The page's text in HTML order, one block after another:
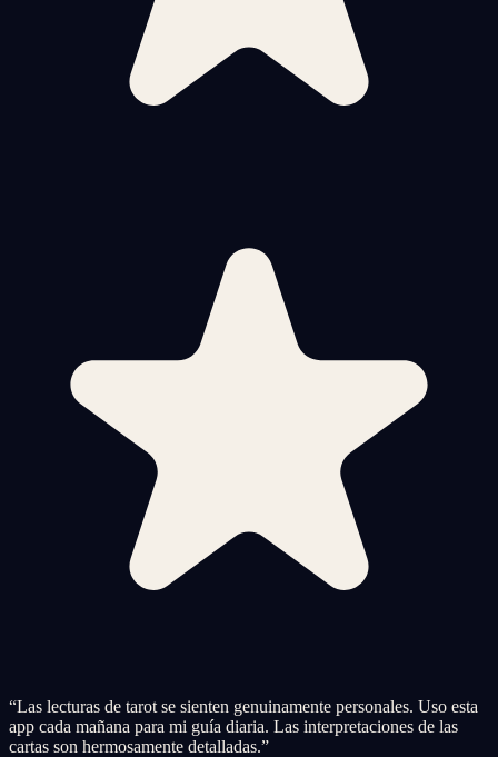
“Las lecturas de tarot se sienten genuinamente personales. Uso esta
app cada mañana para mi guía diaria. Las interpretaciones de las
cartas son hermosamente detalladas.”